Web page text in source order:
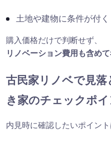
土地や建物に条件が付く
購入価格だけで判断せず、
リノベーション費用も含め
古民家リノベで見
き家のチェックポイ
内見時に確認したいポイント